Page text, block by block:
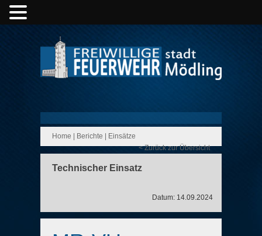
Home Berichte
Einsätze
< Zurück zur Übersicht
Technischer Einsatz
Datum: 14.09.2024